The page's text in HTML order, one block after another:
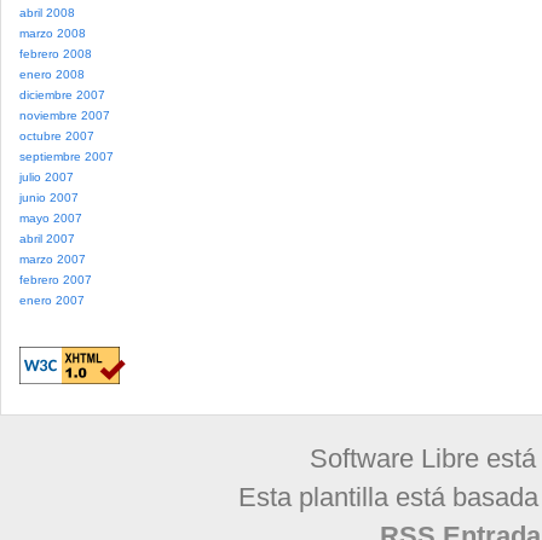
abril 2008
marzo 2008
febrero 2008
enero 2008
diciembre 2007
noviembre 2007
octubre 2007
septiembre 2007
julio 2007
junio 2007
mayo 2007
abril 2007
marzo 2007
febrero 2007
enero 2007
Software Libre
Esta plantilla está